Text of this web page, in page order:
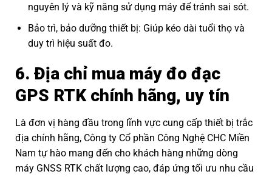
nguyên lý và kỹ năng sử dụng máy để tránh sai sót.
Bảo trì, bảo dưỡng thiết bị: Giúp kéo dài tuổi thọ và
duy trì hiệu suất đo.
6. Địa chỉ mua máy đo đạc
GPS RTK chính hãng, uy tín
Là đơn vị hàng đầu trong lĩnh vực cung cấp thiết bị trắc
địa chính hãng, Công ty Cổ phần Công Nghệ CHC Miền
Nam tự hào mang đến cho khách hàng những dòng
máy GNSS RTK chất lượng cao, đáp ứng tối ưu nhu cầu